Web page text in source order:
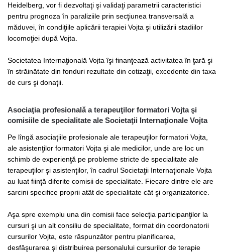
Heidelberg, vor fi dezvoltaţi şi validaţi parametrii caracteristici
pentru prognoza în paraliziile prin secţiunea transversală a
măduvei, în condiţiile aplicării terapiei Vojta şi utilizării stadiilor
locomoţiei după Vojta.
Societatea Internaţională Vojta îşi finanţează activitatea în ţară şi
în străinătate din fonduri rezultate din cotizaţii, excedente din taxa
de curs şi donaţii.
Asociaţia profesională a terapeuţilor formatori Vojta şi
comisiile de specialitate ale Societaţii Internaţionale Vojta
Pe lîngă asociaţiile profesionale ale terapeuţilor formatori Vojta,
ale asistenţilor formatori Vojta şi ale medicilor, unde are loc un
schimb de experienţă pe probleme stricte de specialitate ale
terapeuţilor şi asistenţilor, în cadrul Societaţii Internaţionale Vojta
au luat fiinţă diferite comisii de specialitate. Fiecare dintre ele are
sarcini specifice proprii atât de specialitate cât şi organizatorice.
Aşa spre exemplu una din comisii face selecţia participanţilor la
cursuri şi un alt consiliu de specialitate, format din coordonatorii
cursurilor Vojta, este răspunzător pentru planificarea,
desfăşurarea şi distribuirea personalului cursurilor de terapie